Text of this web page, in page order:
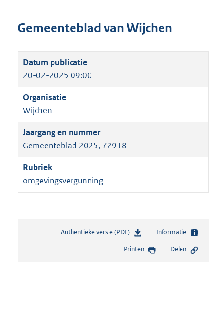
Gemeenteblad van Wijchen
20-02-2025 09:00
Wijchen
Gemeenteblad 2025, 72918
omgevingsvergunning
Authentieke versie (PDF)b
s
Informatie
Printen Delen